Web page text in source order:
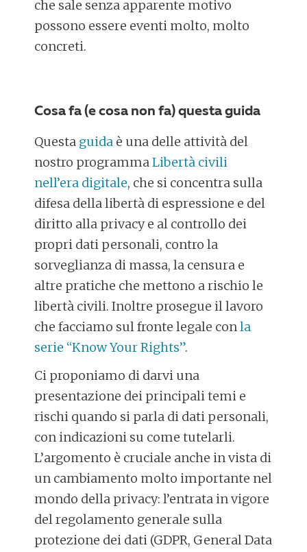
che sale senza apparente motivo
possono essere eventi molto, molto
concreti.
Cosa fa (e cosa non fa) questa guida
Questa guida è una delle attività del
nostro programmaLibertà civili
nell’era digitale, che si concentra sulla
difesa della libertà di espressione e del
diritto alla privacy e al controllo dei
propri dati personali, contro la
sorveglianza di massa, la censura e
altre pratiche che mettono a rischio le
libertà civili. Inoltre prosegue il lavoro
che facciamo sul fronte legale conla
serie “Know Your Rights”.
Ci proponiamo di darvi una
presentazione dei principali temi e
rischi quando si parla di dati personali,
con indicazioni su come tutelarli.
L’argomento è cruciale anche in vista di
un cambiamento molto importante nel
mondo della privacy: l’entrata in vigore
del regolamento generale sulla
protezione dei dati (GDPR, General Data